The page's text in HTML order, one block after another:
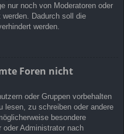
nur noch von Moderatoren oder
Dadurch soll die
werden.
Foren nicht
oder Gruppen vorbehalten
lesen, zu schreiben oder andere
besondere
oder Administrator nach